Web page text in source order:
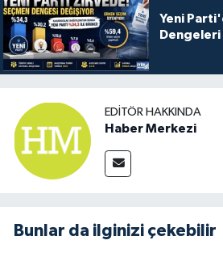
Yeni
Dengeleri
EDITÖR HAKKINDA
Haber Merkezi
Bunlar da ilginizi çekebilir